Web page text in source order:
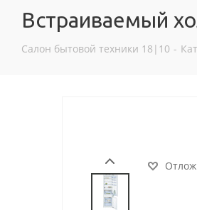
Встраиваемый
Салон бытовой техники 18|10 -